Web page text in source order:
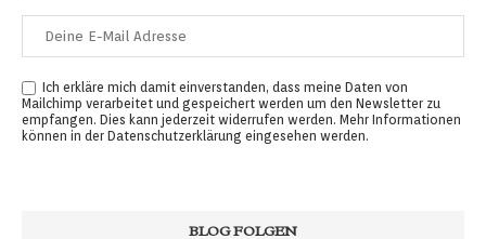
Ich erkläre mich damit einverstanden, dass meine Daten von
Mailchimp verarbeitet und gespeichert werden um den Newsletter zu
empfangen. Dies kann jederzeit widerrufen werden. Mehr Informationen
können in der Datenschutzerklärung eingesehen werden.